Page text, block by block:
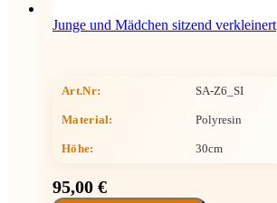
Junge und Mädchen sitzend verkleinert
Art.Nr: SA-Z6_SI
Material: Polyresin
Höhe: 30cm
95,00 €